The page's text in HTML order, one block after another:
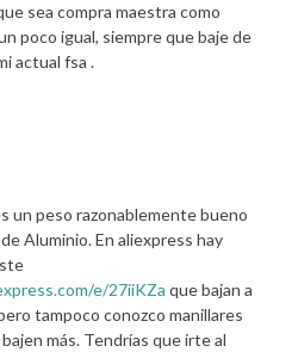
sea compra maestra como
poco igual, siempre que baje de
actual fsa .
un peso razonablemente bueno
Aluminio. En aliexpress hay
e/27iiKZa que bajan a
tampoco conozco manillares
más. Tendrías que irte al